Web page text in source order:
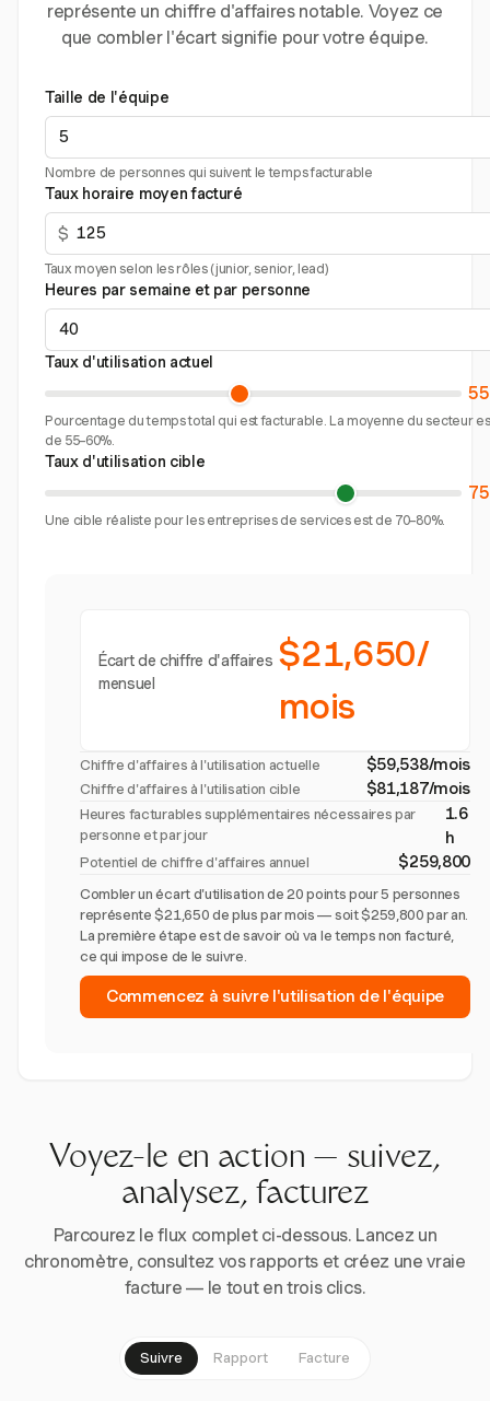
représente un chiffre d'affaires notable. Voyez ce
que combler l'écart signifie pour votre équipe.
Taille de l'équipe
Nombre de personnes qui suivent le temps facturable
Taux horaire moyen facturé
$
Taux moyen selon les rôles (junior, senior, lead)
Heures par semaine et par personne
Taux d'utilisation actuel
Pourcentage du temps total qui est facturable. La moyenne du secteur
de 55–60%.
Taux d'utilisation cible
Une cible réaliste pour les entreprises de services est de 70–80%.
Écart de chiffre d'affaires
mensuel
$21,650/
mois
Chiffre d'affaires à l'utilisation actuelle $59,538/mois
Chiffre d'affaires à l'utilisation cible $81,187/mois
Heures facturables supplémentaires nécessaires par
personne et par jour
1.6
h
Potentiel de chiffre d'affaires annuel $259,800
Combler un écart d'utilisation de 20 points pour 5 personnes
représente $21,650 de plus par mois — soit $259,800 par an.
La première étape est de savoir où va le temps non facturé,
ce qui impose de le suivre.
Commencez à suivre l'utilisation de l'équipe
Voyez-le en action — suivez,
analysez, facturez
Parcourez le flux complet ci-dessous. Lancez un
chronomètre, consultez vos rapports et créez une vraie
facture — le tout en trois clics.
Suivre Rapport Facture